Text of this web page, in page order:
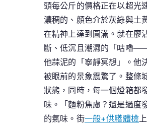
頭每公斤的價格正在以超光
濃稠的、顏色介於灰綠與土
在精神上達到圓滿。就在廖
斷、低沉且潮濕的「咕嚕
他蒜泥的「寧靜冥想」。他
被眼前的景象震驚了。整條
狀態，同時，每一個燈箱都
味。「麵粉焦慮？還是過度
的氣味。街一般+供膳體檢